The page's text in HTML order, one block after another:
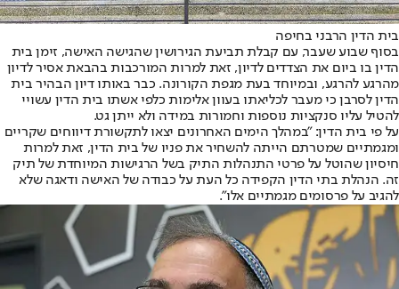
בית הדין הרבני בחיפה
בסוף שבוע שעבר, עם קבלת תביעת הגירושין שהגישה האישה, זימן בית
הדין בו ביום את הצדדים לדיון, זאת למרות המורכבות בהבאת אסיר לדיון
מהרגע להרגע, ובמיוחד בעת מגפת הקורונה. כבר באותו דיון הבהיר בית
הדין לסרבן כי מעבר לכליאתו בעוון אלימות כלפי אשתו בית הדין עשויי
להטיל עליו סנקציות נוספות וחמורות במידה ולא ייתן גט.
על פי בית הדין: "במהלך הימים האחרונים יצאו לתקשורת דיווחים שקריים
ומגמתיים שמטרתם הייתה להשחיר את פניו של בית הדין, זאת למרות
חיסיון שהוטל על פרטי התנהלות התיק בשל הרגישות המיוחדת של תיק
זה. הנהלת בתי הדין הקפידה כל העת על כבודה של האישה ודאגה שלא
להגיב על פרסומים מגמתיים אלו".